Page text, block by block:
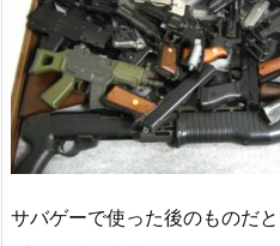
サバゲーで使った後のものだ